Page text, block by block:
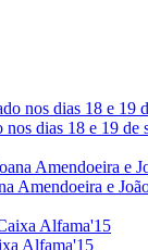
dias 18 e 19 de
Amendoeira e
Alfama'15